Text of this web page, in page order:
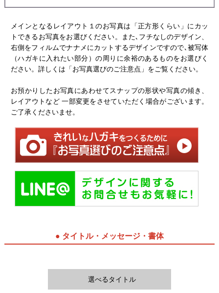
メインとなるレイアウト１のお写真は「正方形くらい」にカッ
トできるお写真をお選びください。また､フチなしのデザイン、
右側をフィルムでナナメにカットするデザインですので､被写体
（ハガキに入れたい部分）の周りに余裕のあるものをお選びく
ださい。詳しくは「お写真選びのご注意点」をご覧ください。
お預かりしたお写真にあわせてスナップの形状や写真の傾き、
レイアウトなど 一部変更をさせていただく場合がございます。
ご了承くださいませ。
● タイトル・メッセージ・書体
選べるタイトル